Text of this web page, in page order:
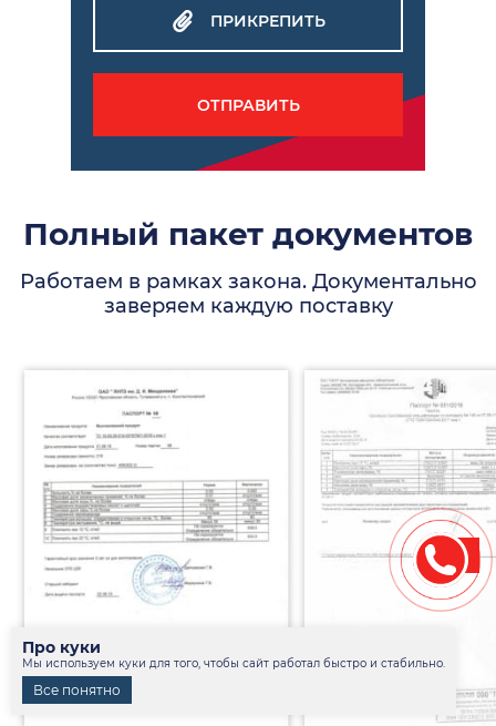
ПРИКРЕПИТЬ
ОТПРАВИТЬ
Полный пакет документов
Работаем в рамках закона. Документально
заверяем каждую поставку
Про куки
Мы используем куки для того, чтобы сайт работал быстро и стабильно.
Все понятно